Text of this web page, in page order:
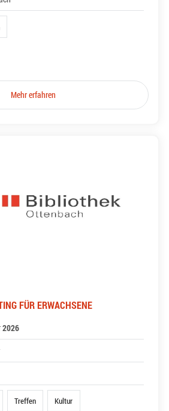
Mehr erfahren
FÜR ERWACHSENE
2026
Treffen Kultur